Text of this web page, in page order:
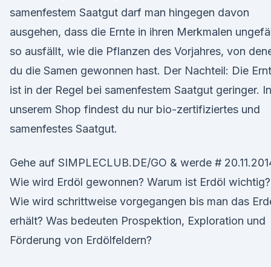
samenfestem Saatgut darf man hingegen davon
ausgehen, dass die Ernte in ihren Merkmalen
so ausfällt, wie die Pflanzen des Vorjahres, von
du die Samen gewonnen hast. Der Nachteil: Die
ist in der Regel bei samenfestem Saatgut geringer. In
unserem Shop findest du nur bio-zertifiziertes und
samenfestes Saatgut.
Gehe auf SIMPLECLUB.DE/GO & werde #
Wie wird Erdöl gewonnen? Warum ist Erdöl wichtig?
Wie wird schrittweise vorgegangen bis man das
erhält? Was bedeuten Prospektion, Exploration und
Förderung von Erdölfeldern?